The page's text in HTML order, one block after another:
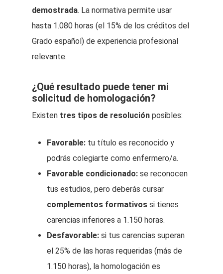
demostrada. La normativa permite usar
hasta 1.080 horas (el 15% de los créditos del
Grado español) de experiencia profesional
relevante.
¿Qué resultado puede tener mi
solicitud de homologación?
Existen tres tipos de resolución posibles:
Favorable: tu título es reconocido y
podrás colegiarte como enfermero/a.
Favorable condicionado: se reconocen
tus estudios, pero deberás cursar
complementos formativos si tienes
carencias inferiores a 1.150 horas.
Desfavorable: si tus carencias superan
el 25% de las horas requeridas (más de
1.150 horas), la homologación es